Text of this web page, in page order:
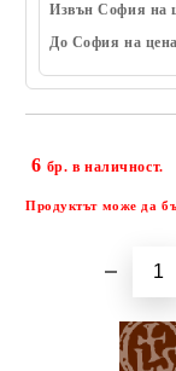
Извън София на
До София на
6 бр. в наличност.
Продуктът може да